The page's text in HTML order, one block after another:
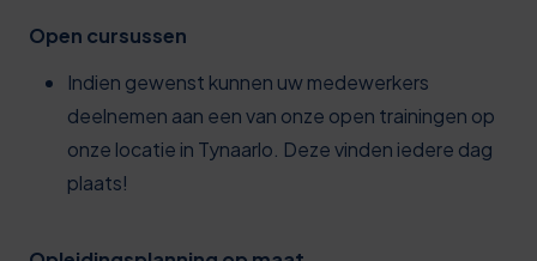
Open cursussen
Indien gewenst kunnen uw medewerkers
deelnemen aan een van onze open trainingen op
onze locatie in Tynaarlo. Deze vinden iedere dag
plaats!